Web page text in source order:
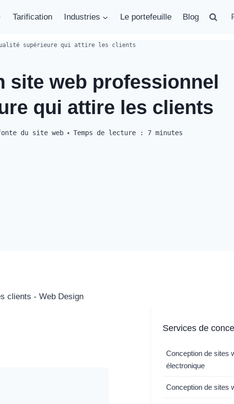
Tarification Industries Le portefeuille Blog
qualité supérieure qui attire les clients
site web professionnel
qui attire les clients
du site web Temps de lecture : 7minutes
Services de
Conception de sites
électronique
Conception de sites